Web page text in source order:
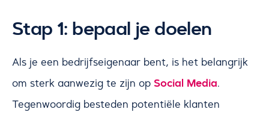
Stap 1: bepaal je doelen
Als je een bedrijfseigenaar bent, is het belangrijk
om sterk aanwezig te zijn op Social Media.
Tegenwoordig besteden potentiële klanten